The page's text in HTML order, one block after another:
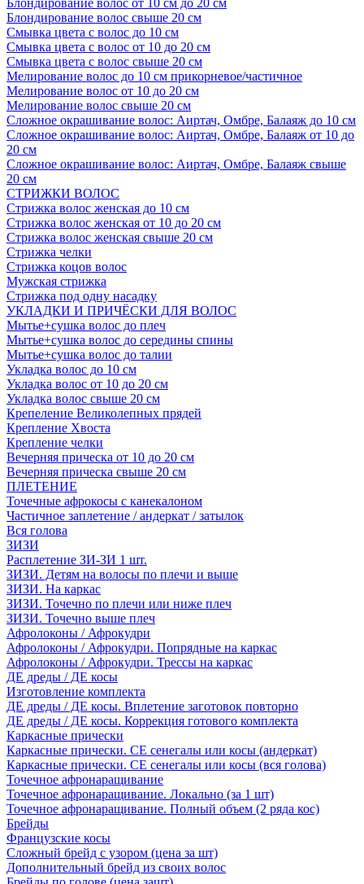
Блондирование волос от 10 см до 20 см
Блондирование волос свыше 20 см
Смывка цвета с волос до 10 см
Смывка цвета с волос от 10 до 20 см
Смывка цвета с волос свыше 20 см
Мелирование волос до 10 см прикорневое/частичное
Мелирование волос от 10 до 20 см
Мелирование волос свыше 20 см
Сложное окрашивание волос: Аиртач, Омбре, Балаяж до 10 см
Сложное окрашивание волос: Аиртач, Омбре, Балаяж от 10 до
20 см
Сложное окрашивание волос: Аиртач, Омбре, Балаяж свыше
20 см
СТРИЖКИ ВОЛОС
Стрижка волос женская до 10 см
Стрижка волос женская от 10 до 20 см
Стрижка волос женская свыше 20 см
Стрижка челки
Стрижка коцов волос
Мужская стрижка
Стрижка под одну насадку
УКЛАДКИ И ПРИЧЁСКИ ДЛЯ ВОЛОС
Мытье+сушка волос до плеч
Мытье+сушка волос до середины спины
Мытье+сушка волос до талии
Укладка волос до 10 см
Укладка волос от 10 до 20 см
Укладка волос свыше 20 см
Крепеление Великолепных прядей
Крепление Хвоста
Крепление челки
Вечерняя прическа от 10 до 20 см
Вечерняя прическа свыше 20 см
ПЛЕТЕНИЕ
Точечные афрокосы с канекалоном
Частичное заплетение / андеркат / затылок
Вся голова
ЗИЗИ
Расплетение ЗИ-ЗИ 1 шт.
ЗИЗИ. Детям на волосы по плечи и выше
ЗИЗИ. На каркас
ЗИЗИ. Точечно по плечи или ниже плеч
ЗИЗИ. Точечно выше плеч
Афролоконы / Афрокудри
Афролоконы / Афрокудри. Попрядные на каркас
Афролоконы / Афрокудри. Трессы на каркас
ДЕ дреды / ДЕ косы
Изготовление комплекта
ДЕ дреды / ДЕ косы. Вплетение заготовок повторно
ДЕ дреды / ДЕ косы. Коррекция готового комплекта
Каркасные прически
Каркасные прически. СЕ сенегалы или косы (андеркат)
Каркасные прически. СЕ сенегалы или косы (вся голова)
Точечное афронаращивание
Точечное афронаращивание. Локально (за 1 шт)
Точечное афронаращивание. Полный объем (2 ряда кос)
Брейды
Французские косы
Сложный брейд с узором (цена за шт)
Дополнительный брейд из своих волос